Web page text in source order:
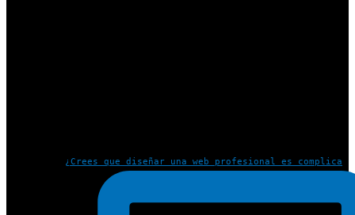
¿Crees que diseñar una web profesional es complica